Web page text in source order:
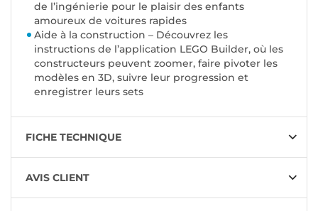
de l’ingénierie pour le plaisir des enfants
amoureux de voitures rapides
Aide à la construction – Découvrez les
instructions de l’application LEGO Builder, où les
constructeurs peuvent zoomer, faire pivoter les
modèles en 3D, suivre leur progression et
enregistrer leurs sets
FICHE TECHNIQUE
AVIS CLIENT